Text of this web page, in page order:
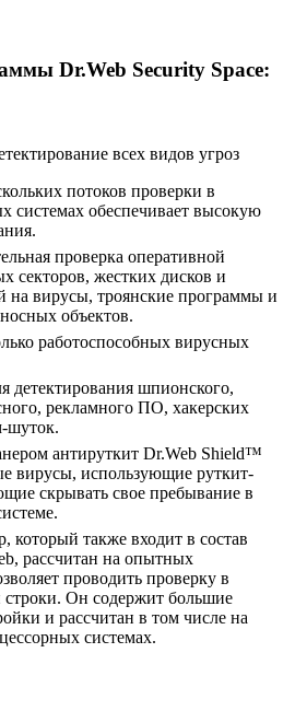
Dr.Web Security Space:
всех видов угроз
потоков проверки в
системах обеспечивает высокую
проверка оперативной
секторов, жестких дисков и
на вирусы, троянские программы и
объектов.
работоспособных вирусных
детектирования шпионского,
рекламного ПО, хакерских
шуток.
антируткит Dr.Web Shield™
вирусы, использующие руткит-
скрывать свое пребывание в
который также входит в состав
рассчитан на опытных
проводить проверку в
Он содержит большие
и рассчитан в том числе на
системах.